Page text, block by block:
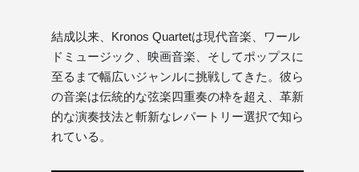
結成以来、Kronos Quartetは現代音楽、ワール
ドミュージック、映画音楽、そしてポップスに
至るまで幅広いジャンルに挑戦してきた。彼ら
の音楽は伝統的な弦楽四重奏の枠を超え、革新
的な演奏技法と斬新なレパートリー選択で知ら
れている。